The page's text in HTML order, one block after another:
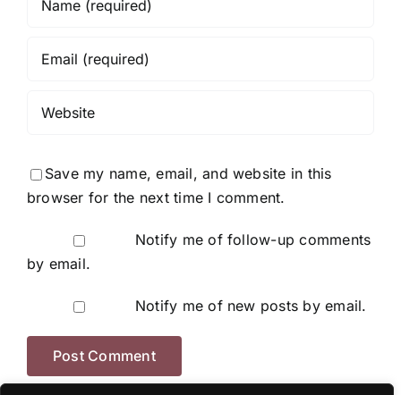
Save my name, email, and website in this
browser for the next time I comment.
Notify me of follow-up comments
by email.
Notify me of new posts by email.